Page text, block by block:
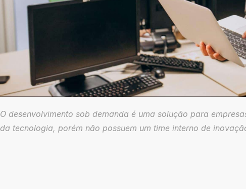
O desenvolvimento sob demanda é uma solução para
da tecnologia, porém não possuem um time interno de